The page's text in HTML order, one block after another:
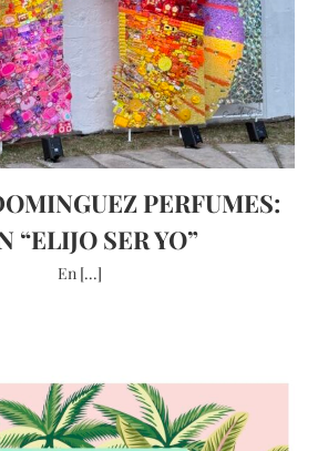
PERFUMES:
“ELIJO SER YO”
En [...]